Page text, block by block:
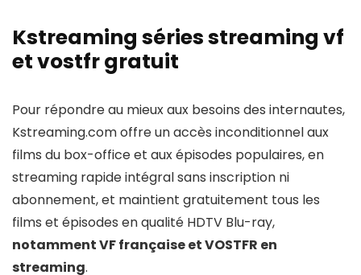
Kstreaming séries streaming vf
et vostfr gratuit
Pour répondre au mieux aux besoins des internautes,
Kstreaming.com offre un accès inconditionnel aux
films du box-office et aux épisodes populaires, en
streaming rapide intégral sans inscription ni
abonnement, et maintient gratuitement tous les
films et épisodes en qualité HDTV Blu-ray,
notamment VF française et VOSTFR en
streaming.